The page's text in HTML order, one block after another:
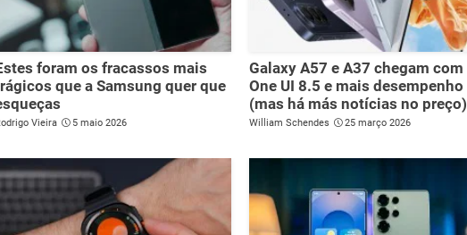
foram os fracassos mais
que a Samsung quer que
Vieira 5 maio 2026
Galaxy A57 e A37 chegam com
One UI 8.5 e mais desempenho
(mas há más notícias no preço)
William Schendes 25 março 2026